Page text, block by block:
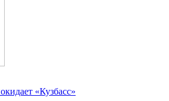
«Кузбасс»